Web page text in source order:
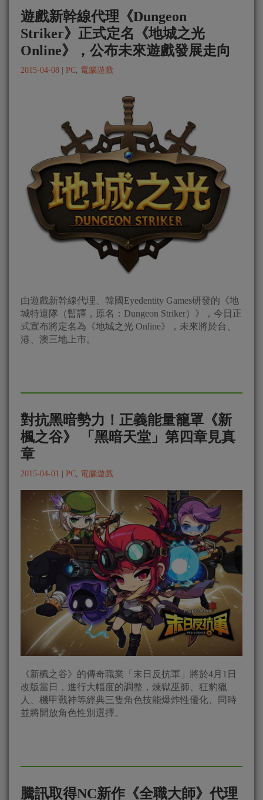
遊戲新幹線代理《Dungeon
Striker》正式定名《地城之光
Online》，公布未來遊戲發展走向
2015-04-08 PC, 電腦遊戲
由遊戲新幹線代理、韓國Eyedentity Games研發的《地
城特遣隊（暫譯，原名：Dungeon Striker）》，今日正
式宣布將定名為《地城之光 Online》，未來將於台、
港、澳三地上市。
對抗黑暗勢力！正義能量籠罩《新
楓之谷》 「黑暗天堂」第四章見真
章
2015-04-01 PC 電腦遊戲
《新楓之谷》的傳奇職業「末日反抗軍」將於4月1日
改版當日，進行大幅度的調整，煉獄巫師、狂豹獵
人、機甲戰神等經典三隻角色技能爆炸性優化、同時
並將開放角色性別選擇。
騰訊取得NC新作《全職大師》代理